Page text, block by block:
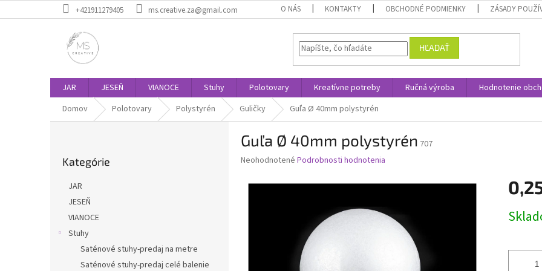
na
+421911279405 ms.creative.za@gmail.com O NÁS KONTAKTY OBCHODNÉ PODMIENKY ZÁSADY
HĽADAŤ
JAR JESEŇ VIANOCE Stuhy Polotovary Kreatívne potreby Ručná výroba Hodnotenie
Domov
Polotovary Polystyrén Guličky Guľa Ø 40mm polystyrén
kategórie
Kategórie
JAR
JESEŇ
VIANOCE
Stuhy
Saténové stuhy-predaj na metre
Saténové stuhy-predaj celé balenie
Guľa Ø 40mm polystyrén 707
Priemerné
produktu
Neohodnotené Podrobnosti hodnotenia
cena: